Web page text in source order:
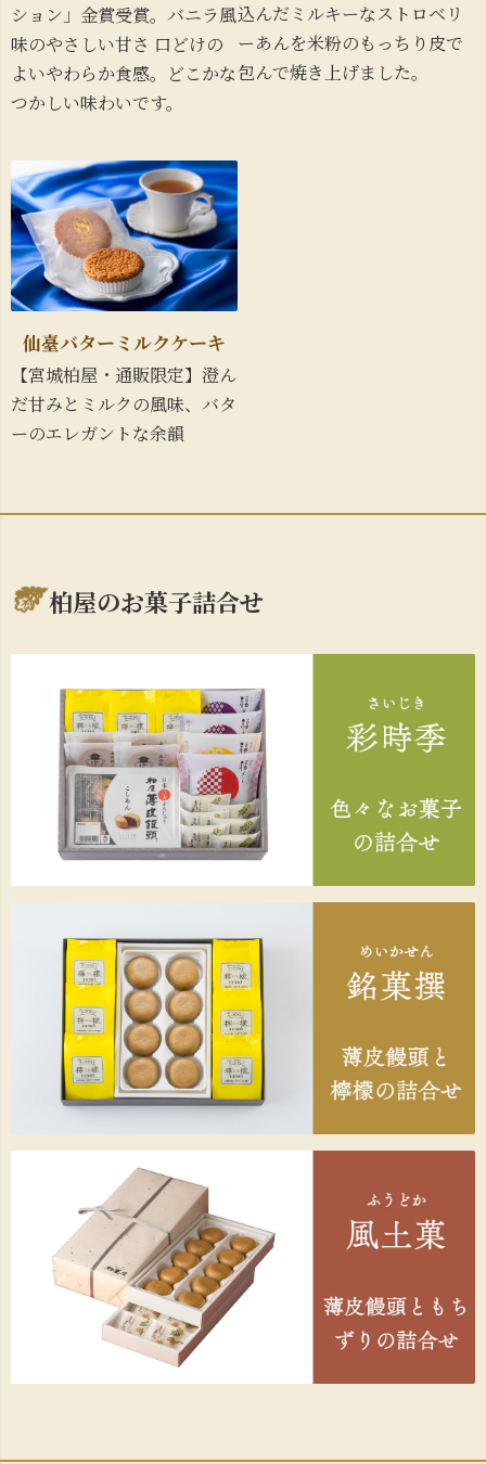
ション」金賞受賞。バニラ風
味のやさしい甘さ 口どけの
よいやわらか食感。どこかな
つかしい味わいです。
込んだミルキーなストロベリ
ーあんを米粉のもっちり皮で
包んで焼き上げました。
仙臺バターミルクケーキ
【宮城柏屋・通販限定】澄ん
だ甘みとミルクの風味、バタ
ーのエレガントな余韻
柏屋のお菓子詰合せ